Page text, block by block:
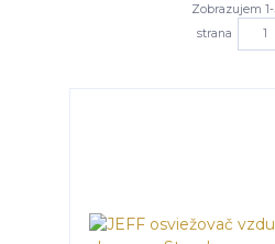
Zobrazujem
strana